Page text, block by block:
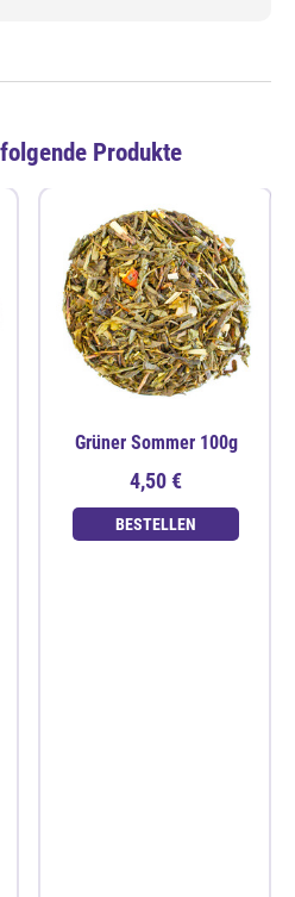
Produkte
Grüner Sommer 100g
4,50 €
BESTELLEN